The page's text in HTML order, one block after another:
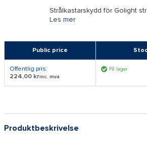
Strålkastarskydd för Golight
Les mer
Public price
Offentlig pris:
224,00 krinc. mva
På lager
Produktbeskrivelse